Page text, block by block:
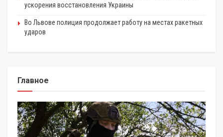
ускорения восстановления Украины
Во Львове полиция продолжает работу на местах ракетных
ударов
Главное